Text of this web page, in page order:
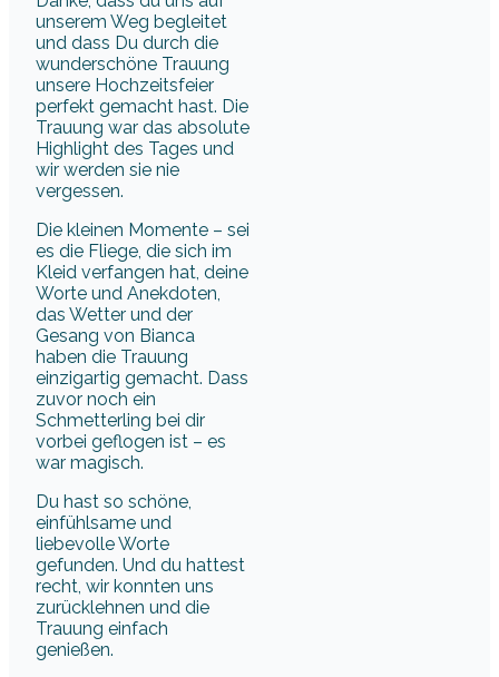
unserem Weg begleitet
und dass Du durch die
wunderschöne Trauung
unsere Hochzeitsfeier
perfekt gemacht hast. Die
Trauung war das absolute
Highlight des Tages und
wir werden sie nie
vergessen.
Die kleinen Momente – sei
es die Fliege, die sich im
Kleid verfangen hat, deine
Worte und Anekdoten,
das Wetter und der
Gesang von Bianca
haben die Trauung
einzigartig gemacht. Dass
zuvor noch ein
Schmetterling bei dir
vorbei geflogen ist – es
war magisch.
Du hast so schöne,
einfühlsame und
liebevolle Worte
gefunden. Und du hattest
recht, wir konnten uns
zurücklehnen und die
Trauung einfach
genießen.